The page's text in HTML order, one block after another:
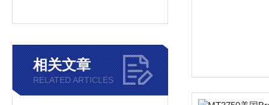
相关文章
RELATED ARTICLES